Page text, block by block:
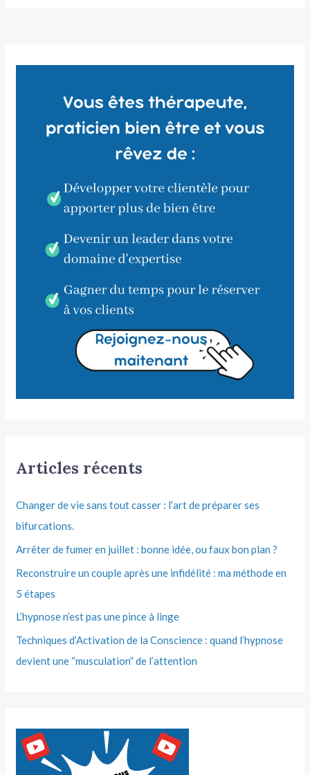
Articles récents
Changer de vie sans tout casser : l’art de préparer ses
bifurcations.
Arrêter de fumer en juillet : bonne idée, ou faux bon plan ?
Reconstruire un couple après une infidélité : ma méthode en
5 étapes
L’hypnose n’est pas une pince à linge
Techniques d’Activation de la Conscience : quand l’hypnose
devient une “musculation” de l’attention